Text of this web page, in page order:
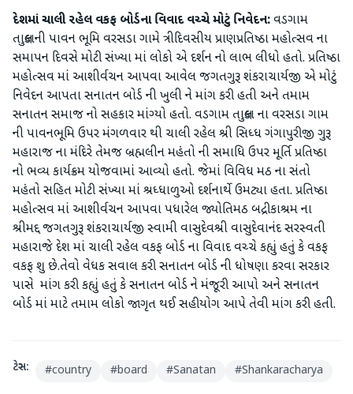
દેશમાં ચાલી રહેલ વકફ બોર્ડના વિવાદ વચ્ચે મોટું નિવેદન:વડગામ
તાલુકાની પાવન ભૂમિ વરસડા ગામે ત્રીદિવસીય પ્રાણપ્રતિષ્ઠા મહોત્સવ ના
સમાપન દિવસે મોટી સંખ્યા માં લોકો એ દર્શન નો લાભ લીધો હતો. પ્રતિષ્ઠા
મહોત્સવ માં આશીર્વચન આપવા આવેલ જગતગુરૂ શંકરાચાર્યજી એ મોટું
નિવેદન આપતા સનાતન બોર્ડ ની ખુલી ને માંગ કરી હતી અને તમામ
સનાતન સમાજ નો સહકાર માંગ્યો હતો. વડગામ તાલુકા ના વરસડા ગામ
ની પાવનભૂમિ ઉપર મંગળવાર થી ચાલી રહેલ શ્રી સિધ્ધ ગંગાપુરીજી ગુરૂ
મહારાજ ના મંદિરે તેમજ બ્રહ્મલીન મહંતો ની સમાધિ ઉપર મૂર્તિ પ્રતિષ્ઠા
નો ભવ્ય કાર્યક્રમ યોજવામાં આવ્યો હતો. જેમાં વિવિધ મઠ ના સંતો
મહંતો સહિત મોટી સંખ્યા માં શ્રધ્ધાળુઓ દર્શનાર્થે ઉમટ્યા હતા. પ્રતિષ્ઠા
મહોત્સવ માં આશીર્વચન આપવા પધારેલ જ્યોતિમઠ બદ્રીકાશ્રમ ના
શ્રીમદ્દ જગતગુરૂ શંકરાચાર્યજી સ્વામી વાસુદેવશ્રી વાસુદેવાનંદ સરસ્વતી
મહારાજે દેશ માં ચાલી રહેલ વકફ બોર્ડ ના વિવાદ વચ્ચે કહ્યું હતું કે વકફ
વકફ શુ છે.તેવો વેધક સવાલ કરી સનાતન બોર્ડ ની ધોષણા કરવા સરકાર
પાસે માંગ કરી કહ્યું હતું કે સનાતન બોર્ડ ને મંજૂરી આપો અને સનાતન
બોર્ડ માં માટે તમામ લોકો જાગૃત થઈ સહીયોગ આપે તેવી માંગ કરી હતી.
ટેગ્સ: #country #board #Sanatan #Shankaracharya